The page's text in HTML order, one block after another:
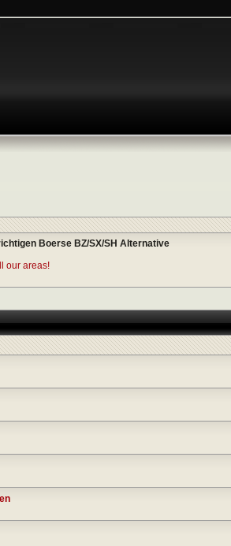
Boerse BZ/SX/SH Alternative
our areas!